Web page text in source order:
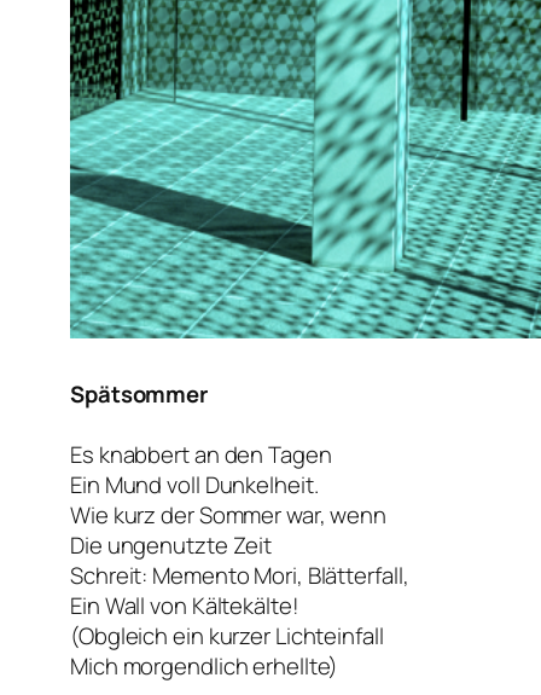
Spätsommer
Es knabbert an den Tagen
Ein Mund voll Dunkelheit.
Wie kurz der Sommer war, wenn
Die ungenutzte Zeit
Schreit: Memento Mori, Blätterfall,
Ein Wall von Kältekälte!
(Obgleich ein kurzer Lichteinfall
Mich morgendlich erhellte)